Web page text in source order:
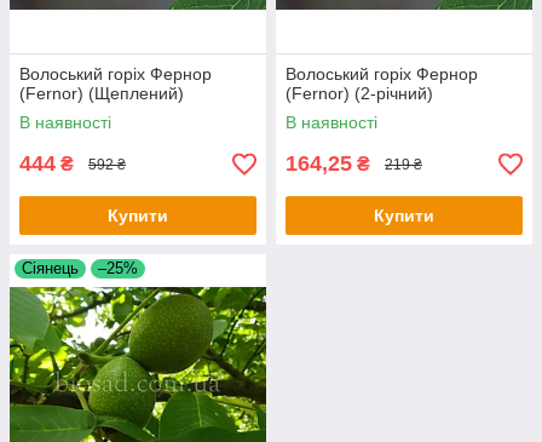
Волоський горіх Фернор
(Fernor) (Щеплений)
В наявності
444 ₴ 592 ₴
Купити
Волоський горіх Фернор
(Fernor) (2-річний)
В наявності
164,25 ₴ 219 ₴
Купити
Сіянець –25%